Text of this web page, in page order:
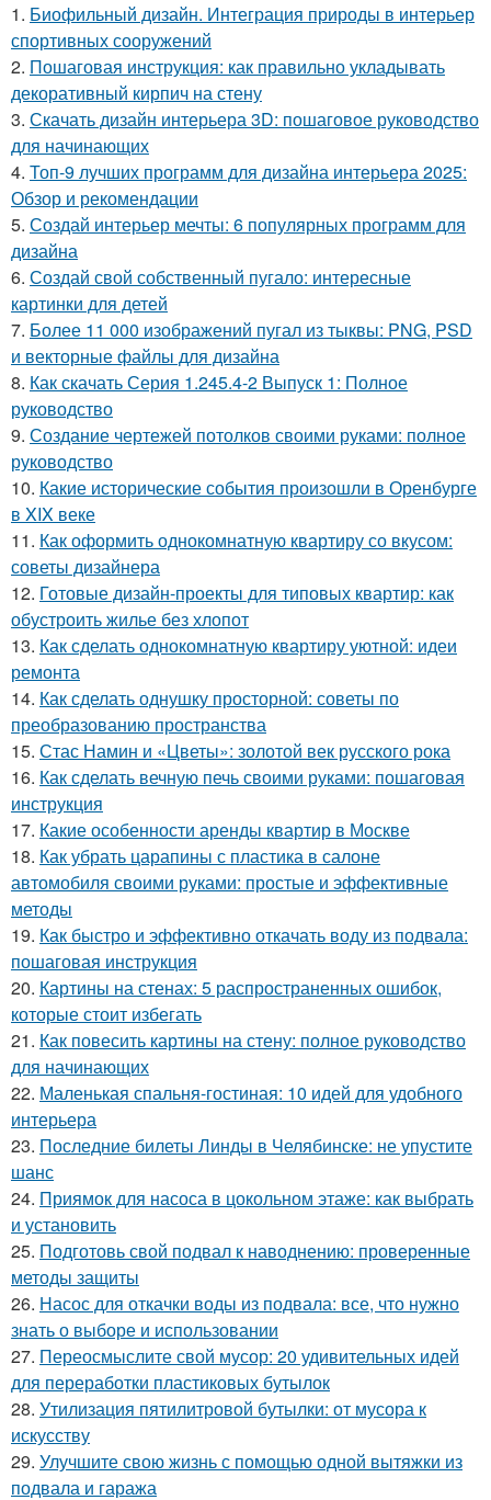
1. Биофильный дизайн. Интеграция природы в интерьер
спортивных сооружений
2. Пошаговая инструкция: как правильно укладывать
декоративный кирпич на стену
3. Скачать дизайн интерьера 3D: пошаговое руководство
для начинающих
4. Топ-9 лучших программ для дизайна интерьера 2025:
Обзор и рекомендации
5. Создай интерьер мечты: 6 популярных программ для
дизайна
6. Создай свой собственный пугало: интересные
картинки для детей
7. Более 11 000 изображений пугал из тыквы: PNG, PSD
и векторные файлы для дизайна
8. Как скачать Серия 1.245.4-2 Выпуск 1: Полное
руководство
9. Создание чертежей потолков своими руками: полное
руководство
10. Какие исторические события произошли в Оренбурге
в XIX веке
11. Как оформить однокомнатную квартиру со вкусом:
советы дизайнера
12. Готовые дизайн-проекты для типовых квартир: как
обустроить жилье без хлопот
13. Как сделать однокомнатную квартиру уютной: идеи
ремонта
14. Как сделать однушку просторной: советы по
преобразованию пространства
15. Стас Намин и «Цветы»: золотой век русского рока
16. Как сделать вечную печь своими руками: пошаговая
инструкция
17. Какие особенности аренды квартир в Москве
18. Как убрать царапины с пластика в салоне
автомобиля своими руками: простые и эффективные
методы
19. Как быстро и эффективно откачать воду из подвала:
пошаговая инструкция
20. Картины на стенах: 5 распространенных ошибок,
которые стоит избегать
21. Как повесить картины на стену: полное руководство
для начинающих
22. Маленькая спальня-гостиная: 10 идей для удобного
интерьера
23. Последние билеты Линды в Челябинске: не упустите
шанс
24. Приямок для насоса в цокольном этаже: как выбрать
и установить
25. Подготовь свой подвал к наводнению: проверенные
методы защиты
26. Насос для откачки воды из подвала: все, что нужно
знать о выборе и использовании
27. Переосмыслите свой мусор: 20 удивительных идей
для переработки пластиковых бутылок
28. Утилизация пятилитровой бутылки: от мусора к
искусству
29. Улучшите свою жизнь с помощью одной вытяжки из
подвала и гаража